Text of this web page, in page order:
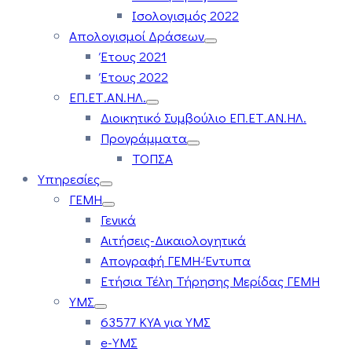
Ισολογισμός 2022
Απολογισμοί Δράσεων
Έτους 2021
Έτους 2022
ΕΠ.ΕΤ.ΑΝ.ΗΛ.
Διοικητικό Συμβούλιο ΕΠ.ΕΤ.ΑΝ.ΗΛ.
Προγράμματα
ΤΟΠΣΑ
Υπηρεσίες
ΓΕΜΗ
Γενικά
Αιτήσεις-Δικαιολογητικά
Απογραφή ΓΕΜΗ-Έντυπα
Ετήσια Τέλη Τήρησης Μερίδας ΓΕΜΗ
ΥΜΣ
63577 ΚΥΑ για ΥΜΣ
e-ΥΜΣ